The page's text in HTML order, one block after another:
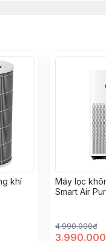
khí
Máy lọc
Smart Air
4.990.000đ